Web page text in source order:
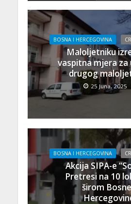
BOSNA I HERCEGOVINA
Maloljetniku
vaspitna mjera
drugog
25 Juna, 2025
BOSNA I HERCEGOVINA
Akcija SIPA-e
Pretresi na 10
širom